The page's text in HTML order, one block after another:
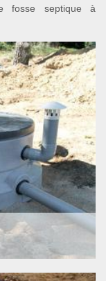
fosse septique à